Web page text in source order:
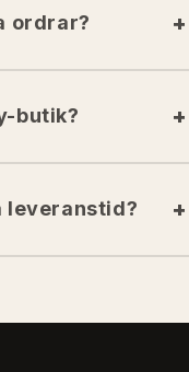
ordrar?
butik?
leveranstid?